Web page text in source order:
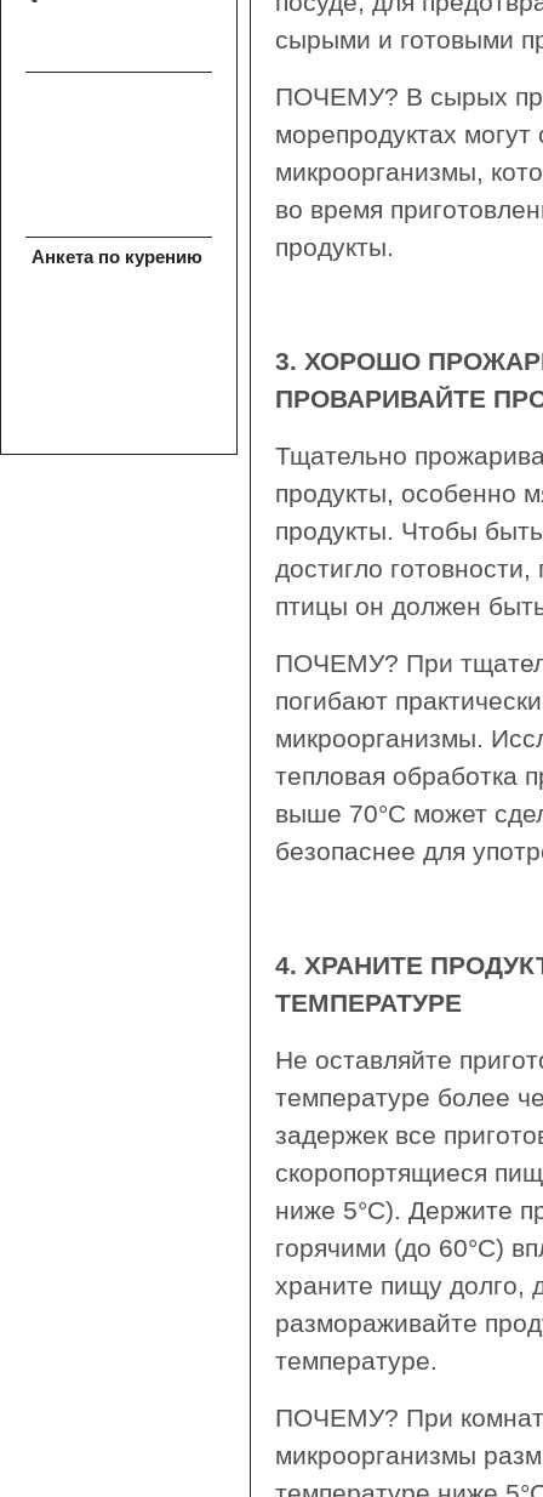
Анкета по курению
сырыми и готовыми
ПОЧЕМУ? В сырых
морепродуктах
микроорганизмы,
во время
продукты.
3. ХОРОШО
ПРОВАРИВАЙТЕ
Тщательно
продукты, особенно
продукты. Чтобы
достигло
птицы он должен
ПОЧЕМУ? При
погибают
микроорганизмы.
тепловая обработка
выше 70°С может
безопаснее для
4. ХРАНИТЕ
ТЕМПЕРАТУРЕ
Не оставляйте
температуре более
задержек все
скоропортящиеся
ниже 5°С). Держите
горячими (до 60°С)
храните пищу долго,
размораживайте
температуре.
ПОЧЕМУ? При
микроорганизмы